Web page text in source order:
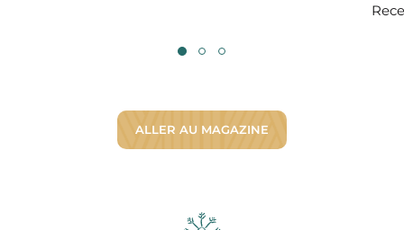
ALLER AU MAGAZINE